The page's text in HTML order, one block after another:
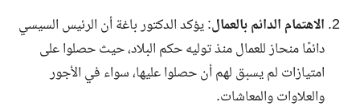
الاهتمام الدائم بالعمال: يؤكد الدكتور باغة أن الرئيس السيسي
دائمًا منحاز للعمال منذ توليه حكم البلاد، حيث حصلوا على
امتيازات لم يسبق لهم أن حصلوا عليها، سواء في الأجور
والعلاوات والمعاشات.